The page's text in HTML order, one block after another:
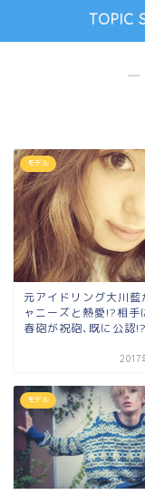
TOPIC
―
モデル
元アイドリング大川藍
ャニーズと熱愛!?相手
春砲が祝砲､既に公認!?
2017
モデル